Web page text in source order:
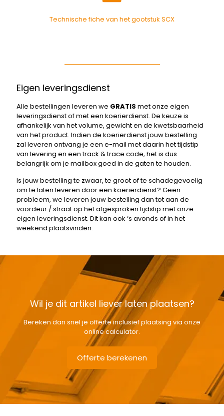
Technische fiche van het gootstuk SCX
Eigen leveringsdienst
Alle bestellingen leveren we GRATIS met onze eigen
leveringsdienst of met een koerierdienst. De keuze is
afhankelijk van het volume, gewicht en de kwetsbaarheid
van het product. Indien de koerierdienst jouw bestelling
zal leveren ontvang je een e-mail met daarin het tijdstip
van levering en een track & trace code, het is dus
belangrijk om je mailbox goed in de gaten te houden.
Is jouw bestelling te zwaar, te groot of te schadegevoelig
om te laten leveren door een koerierdienst? Geen
probleem, we leveren jouw bestelling dan tot aan de
voordeur / straat op het afgesproken tijdstip met onze
eigen leveringsdienst. Dit kan ook ‘s avonds of in het
weekend plaatsvinden.
Wil je dit artikel liever laten plaatsen?
Bereken dan snel je offerte inclusief plaatsing via onze
online calculator.
Offerte berekenen